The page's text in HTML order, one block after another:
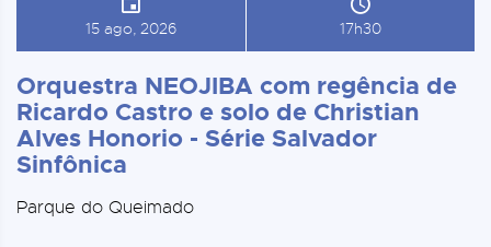
15 ago, 2026 17h30
Orquestra NEOJIBA com regência de
Ricardo Castro e solo de Christian
Alves Honorio - Série Salvador
Sinfônica
Parque do Queimado